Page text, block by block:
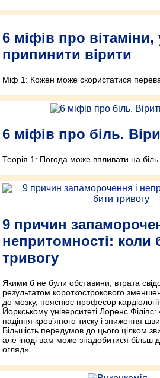
6 міфів про вітаміни,
припинити вірити
Міф 1: Кожен може скористатися
6 міфів про біль.
Теорія 1: Погода може впливати на біль
9 причин
непритомності: коли
тривогу
Якими б не були обставини, втрата
результатом короткострокового
до мозку, пояснює професор
Йоркському університеті Лоренс
падіння кров’яного тиску і зниження
Більшість передумов до цього цілком
але іноді вам може знадобитися більш
огляд».